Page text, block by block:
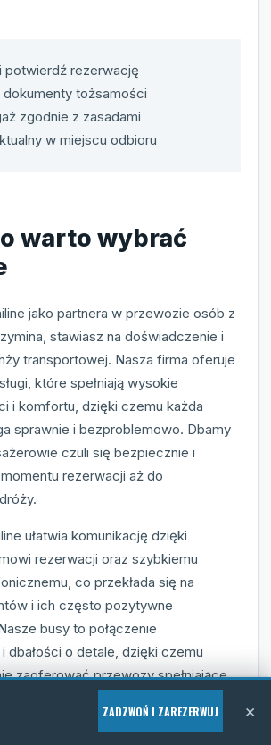
potwierdź rezerwację
dokumenty tożsamości
zgodnie z zasadami
w miejscu odbioru
warto wybrać
jako partnera w przewozie osób z
stawiasz na doświadczenie i
transportowej. Nasza firma oferuje
które spełniają wysokie
i komfortu, dzięki czemu każda
sprawnie i bezproblemowo. Dbamy
czuli się bezpiecznie i
rezerwacji aż do
ułatwia komunikację dzięki
rezerwacji oraz szybkiemu
co przekłada się na
i ich często pozytywne
busy to połączenie
dbałości o detale, dzięki czemu
zaoferować przewozy spełniające
nawet najbardziej
ZADZWOŃ I ZAREZERWUJ ×